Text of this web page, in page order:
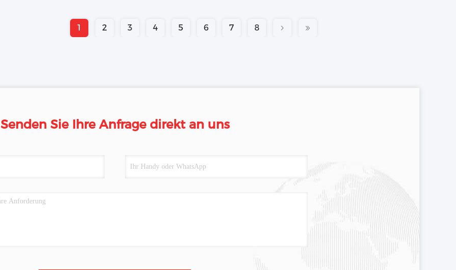
1 2 3 4 5 6 7 8
Senden Sie Ihre Anfrage direkt an uns